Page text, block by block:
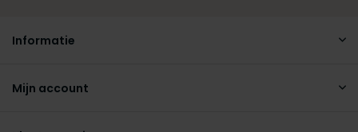
Informatie
Mijn account